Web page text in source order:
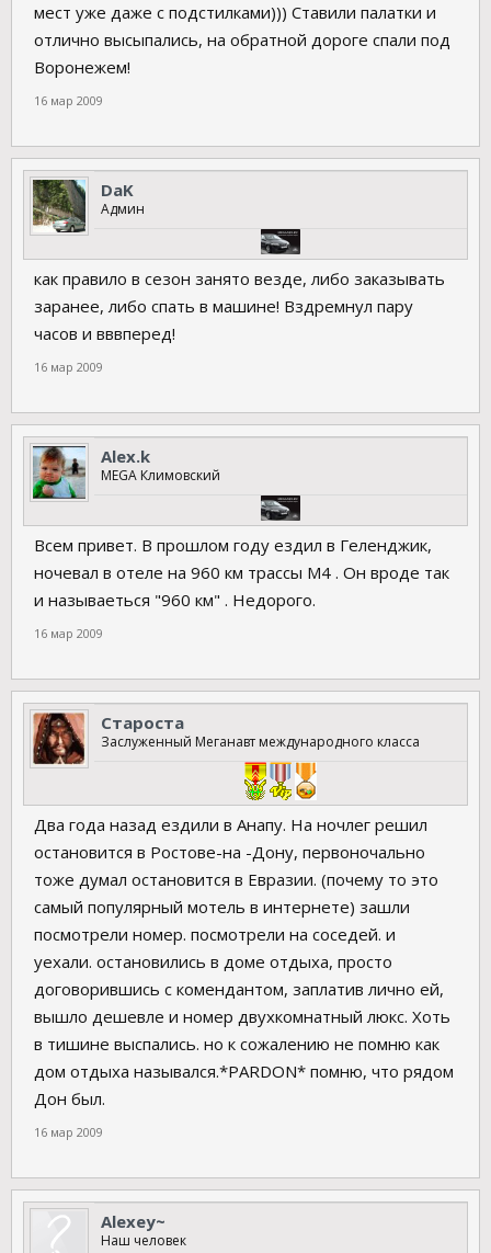
мест уже даже с подстилками))) Ставили палатки и
отлично высыпались, на обратной дороге спали под
Воронежем!
16 мар 2009
DaK
Админ
как правило в сезон занято везде, либо заказывать
заранее, либо спать в машине! Вздремнул пару
часов и вввперед!
16 мар 2009
Alex.k
MEGA Климовский
Всем привет. В прошлом году ездил в Геленджик,
ночевал в отеле на 960 км трассы М4 . Он вроде так
и называеться "960 км" . Недорого.
16 мар 2009
Староста
Заслуженный Меганавт международного класса
Два года назад ездили в Анапу. На ночлег решил
остановится в Ростове-на -Дону, первоночально
тоже думал остановится в Евразии. (почему то это
самый популярный мотель в интернете) зашли
посмотрели номер. посмотрели на соседей. и
уехали. остановились в доме отдыха, просто
договорившись с комендантом, заплатив лично ей,
вышло дешевле и номер двухкомнатный люкс. Хоть
в тишине выспались. но к сожалению не помню как
дом отдыха назывался.*PARDON* помню, что рядом
Дон был.
16 мар 2009
Alexey~
Наш человек